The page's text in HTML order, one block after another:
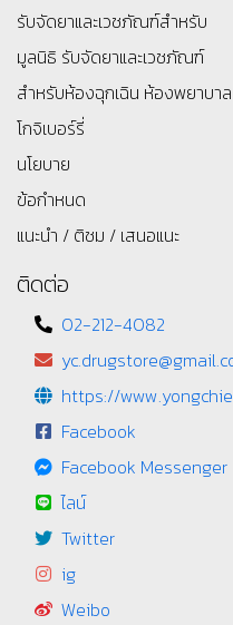
รับจัดยาและเวชภัณฑ์สำหรับ
มูลนิธิ รับจัดยาและเวชภัณฑ์
สำหรับห้องฉุกเฉิน ห้องพยาบาล
โกจิเบอร์รี่
นโยบาย
ข้อกำหนด
แนะนำ / ติชม / เสนอแนะ
ติดต่อ
02-212-4082
https://
Facebook
Facebook Messenger
ไลน์
Twitter
ig
Weibo